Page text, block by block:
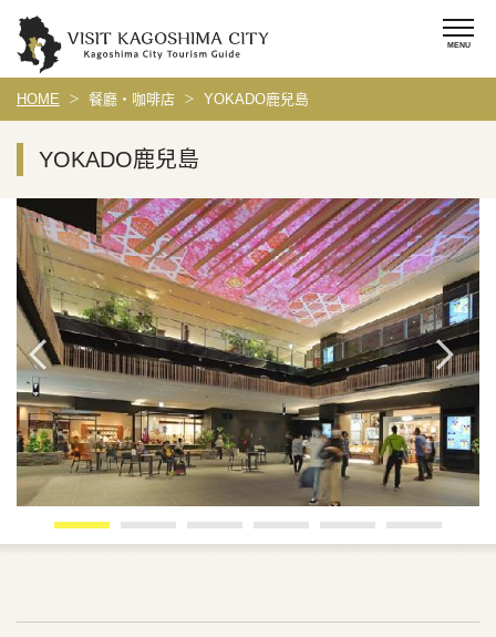
HOME 餐廳・咖啡店 YOKADO鹿兒島
YOKADO鹿兒島